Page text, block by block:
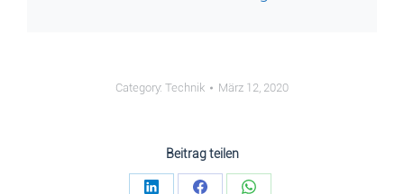
Category: Technik März 12, 2020
Beitrag teilen